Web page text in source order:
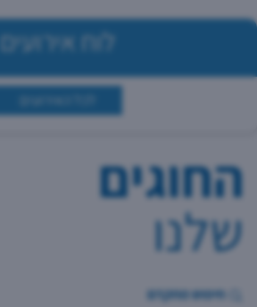
לוח אירועים
לכל האירועים
החוגים
שלנו
חיפוש מתקדם